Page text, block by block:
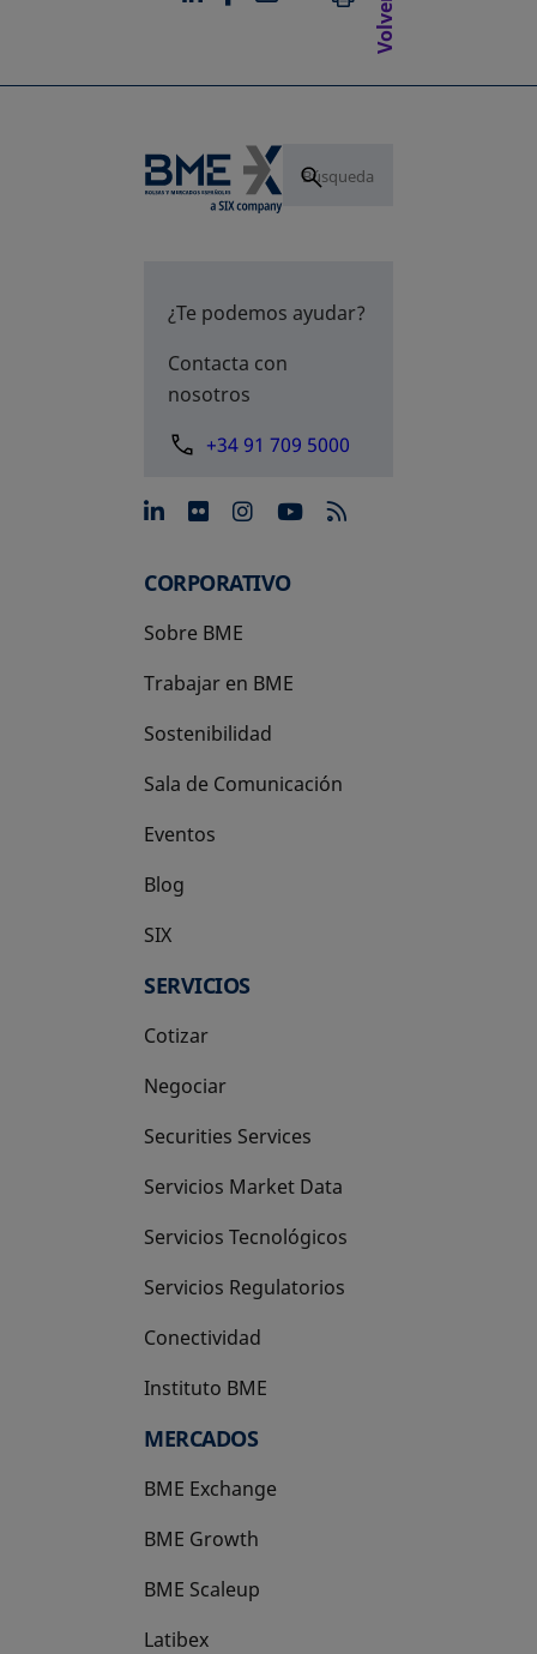
¿Te podemos ayudar?
Contacta con
nosotros
+34 91 709 5000
se abre en una pestaña
se abre en una pestaña
se abre en una
se abre en una
CORPORATIVO
Sobre BME
Trabajar en BME
Sostenibilidad
Sala de Comunicación
Eventos
Blog
SIX
se abre en una pestaña nueva
SERVICIOS
Cotizar
Negociar
Securities Services
Servicios Market Data
Servicios Tecnológicos
Servicios Regulatorios
Conectividad
Instituto BME
se abre en una pestaña nueva
MERCADOS
BME Exchange
BME Growth
se abre en una pestaña nueva
BME Scaleup
se abre en una pestaña nueva
Latibex
se abre en una pestaña nueva